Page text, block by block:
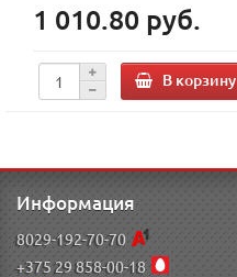
1 010.80 руб.
В корзину
Информация
8029-192-70-70
+375 29 858-00-18